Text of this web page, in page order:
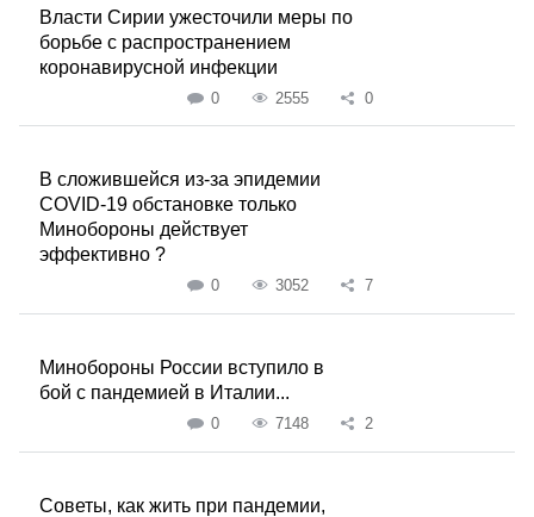
Власти Сирии ужесточили меры по
борьбе с распространением
коронавирусной инфекции
0 2555 0
В сложившейся из-за эпидемии
COVID-19 обстановке только
Минобороны действует
эффективно ?
0 3052 7
Минобороны России вступило в
бой с пандемией в Италии...
0 7148 2
Советы, как жить при пандемии,